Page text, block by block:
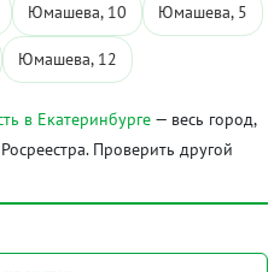
Юмашева, 10 Юмашева, 5
Юмашева, 12
в Екатеринбурге — весь город,
Проверить другой